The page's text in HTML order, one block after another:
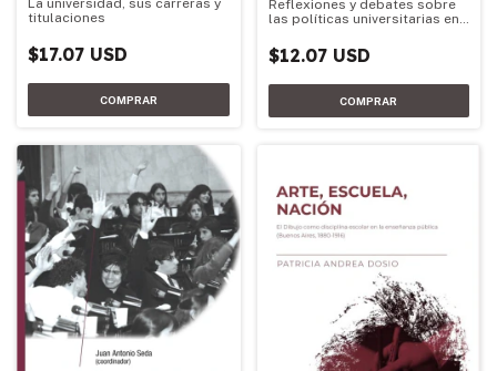
La universidad, sus carreras y
titulaciones
$17.07 USD
Reflexiones y debates sobre
las políticas universitarias en
$12.07 USD